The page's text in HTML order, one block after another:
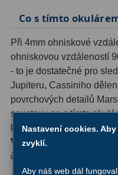
Umělé hvězdy5
Zrcátka a hranoly61
Diagonální zrcátka36
Diagonální hranoly7
Amici hranoly 45°
Amici hranoly 90°
Co s tímto
Při 4mm ohniskové
ohniskovou vzdáleností
- to je dostatečné pro
Jupiteru, Cassiniho
povrchových detailů
soustavu se s tímto
kompaktní kulové
Vysoké zvětšení pro
čemu byl tento okulár
Nastavení cookies.
zvyklí.
Aby náš web dál